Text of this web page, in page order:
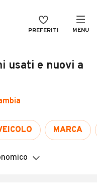
PREFERITI MENU
usati e nuovi a
MARCA